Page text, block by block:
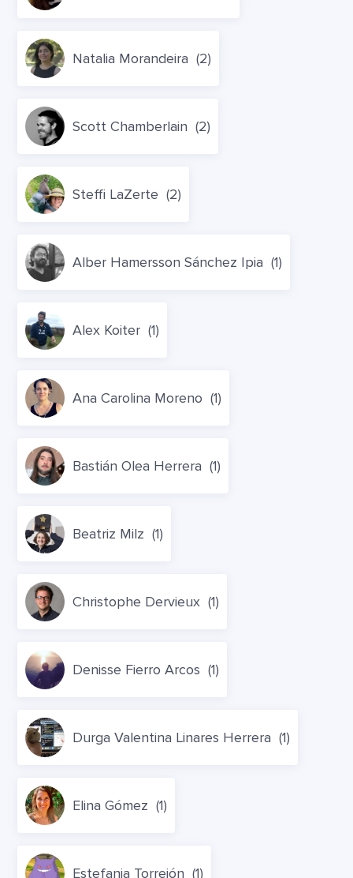
Natalia Morandeira (2)
Scott Chamberlain (2)
Steffi LaZerte (2)
Alber Hamersson Sánchez Ipia (1)
Alex Koiter (1)
Ana Carolina Moreno (1)
Bastián Olea Herrera (1)
Beatriz Milz (1)
Christophe Dervieux (1)
Denisse Fierro Arcos (1)
Durga Valentina Linares Herrera (1)
Elina Gómez (1)
Estefania Torrejón (1)